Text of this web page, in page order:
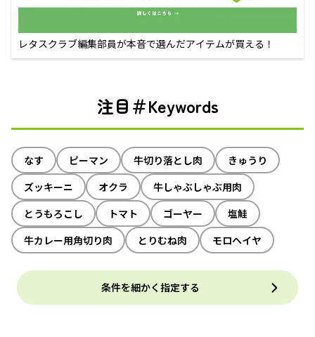
レタスクラブ編集部員が本音で選んだアイテムが買える！
注目＃Keywords
なす ピーマン 牛切り落とし肉
きゅうり
ズッキーニ
オクラ
牛しゃぶしゃぶ用肉
とうもろこし
トマト ゴーヤー
塩鮭
牛カレー用角切り肉
とりむね肉 モロヘイヤ
条件を細かく指定する